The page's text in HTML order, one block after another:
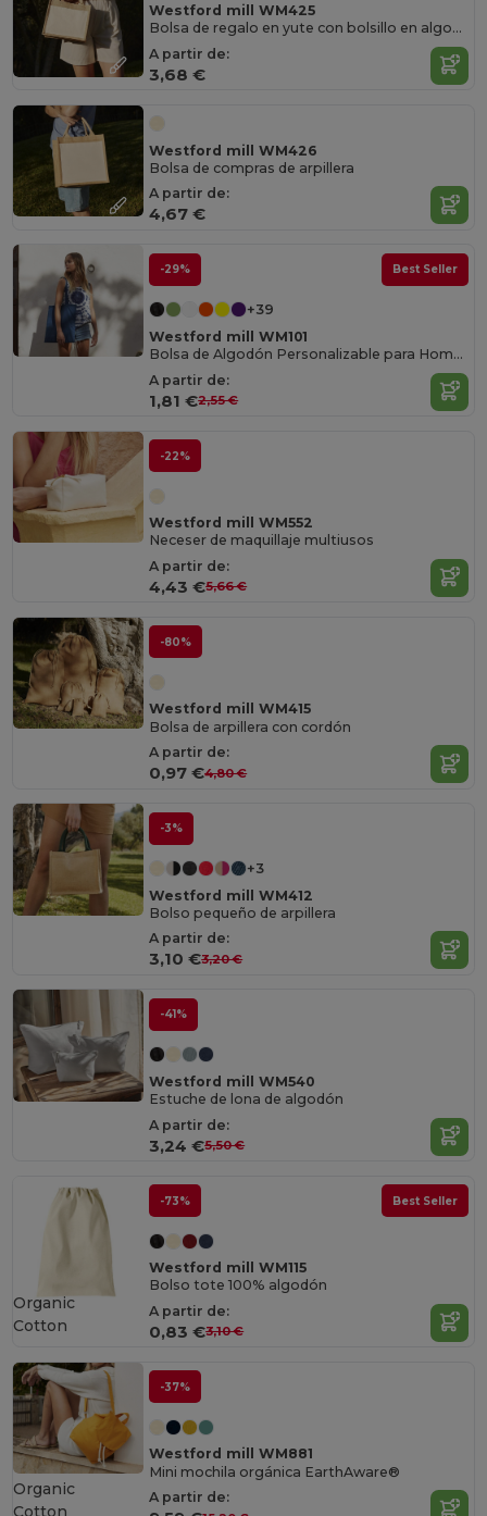
Westford mill WM425
Bolsa de regalo en yute con bolsillo en algodón
A partir de:
3,68 €
Westford mill WM426
Bolsa de compras de arpillera
A partir de:
4,67 €
-29% Best Seller
+39
Westford mill WM101
Bolsa de Algodón Personalizable para Hombro
A partir de:
1,81 €2,55 €
-22%
Westford mill WM552
Neceser de maquillaje multiusos
A partir de:
4,43 €5,66 €
-80%
Westford mill WM415
Bolsa de arpillera con cordón
A partir de:
0,97 €4,80 €
-3%
+3
Westford mill WM412
Bolso pequeño de arpillera
A partir de:
3,10 €3,20 €
-41%
Westford mill WM540
Estuche de lona de algodón
A partir de:
3,24 €5,50 €
-73% Best Seller
Westford mill WM115
Bolso tote 100% algodón
A partir de:
0,83 €3,10 €
Organic
Cotton
-37%
Westford mill WM881
Mini mochila orgánica EarthAware®
A partir de:
Organic
Cotton